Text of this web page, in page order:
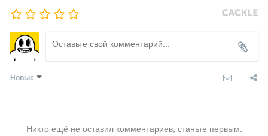
Новые
Никто ещё не оставил комментариев, станьте первым.